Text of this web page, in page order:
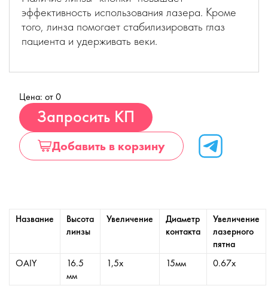
эффективность использования лазера. Кроме
того, линза помогает стабилизировать глаз
пациента и удерживать веки.
Цена: от 0
Запросить КП
Добавить в корзину
Название
Высота
линзы
Увеличение
Диаметр
контакта
Увеличение
лазерного
пятна
OAIY
16.5
мм
1,5х 15мм 0.67х